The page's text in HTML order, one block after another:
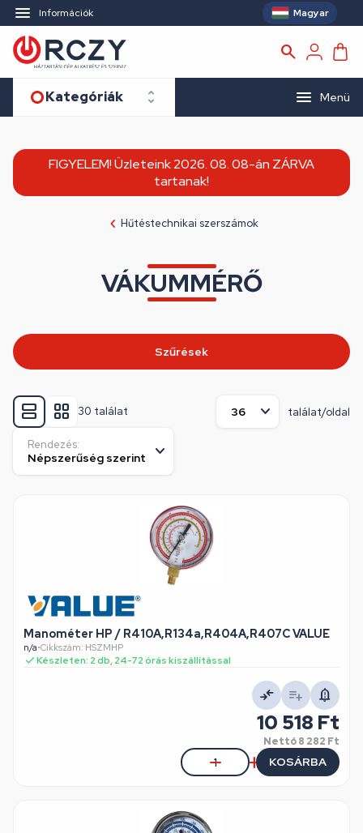
Információk Magyar
Kategóriák Menü
FIGYELEM! Üzleteink 2026. 08. 08-án ZÁRVA
tartanak!
Hűtéstechnikai szerszámok
VÁKUMMÉRŐ
30 találat találat/oldal
Rendezés:
Manométer HP / R410A,R134a,R404A,R407C VALUE
n/a•Cikkszám: HSZMHP
Készleten: 2 db, 24-72 órás kiszállítással
10 518 Ft
Nettó8 282 Ft
KOSÁRBA
Szűrések